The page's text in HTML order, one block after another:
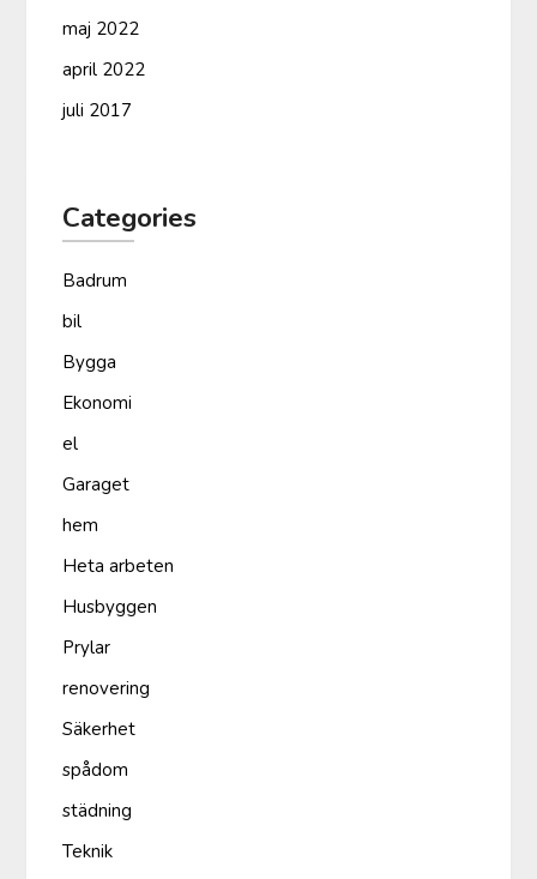
maj 2022
april 2022
juli 2017
Categories
Badrum
bil
Bygga
Ekonomi
el
Garaget
hem
Heta arbeten
Husbyggen
Prylar
renovering
Säkerhet
spådom
städning
Teknik